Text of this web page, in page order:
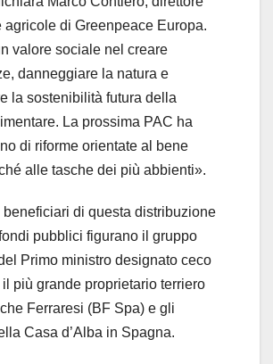
di Greenpeace Europa.
valore sociale nel creare
danneggiare la natura e
la sostenibilità futura della
La prossima PAC ha
di riforme orientate al bene
alle tasche dei più abbienti».
beneficiari di questa distribuzione
pubblici figurano il gruppo
Primo ministro designato ceco
più grande proprietario terriero
Ferraresi (BF Spa) e gli
Casa d’Alba in Spagna.